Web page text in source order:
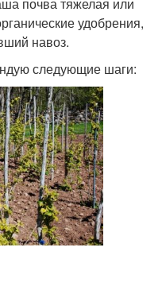
удобрения,
навоз.
следующие шаги: